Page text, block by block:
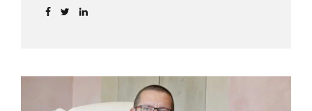
alla sospensione di una propria iscritta, a causa del
76/2021. La psicologa ricorreva in via d’urgenza al
Tribunale di Firenze per chiedere la sospensione di
tale provvedimento, gravemente pregiudizievole per